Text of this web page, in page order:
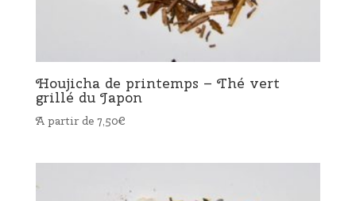
Houjicha de printemps – Thé vert
grillé du Japon
A partir de 7,50€